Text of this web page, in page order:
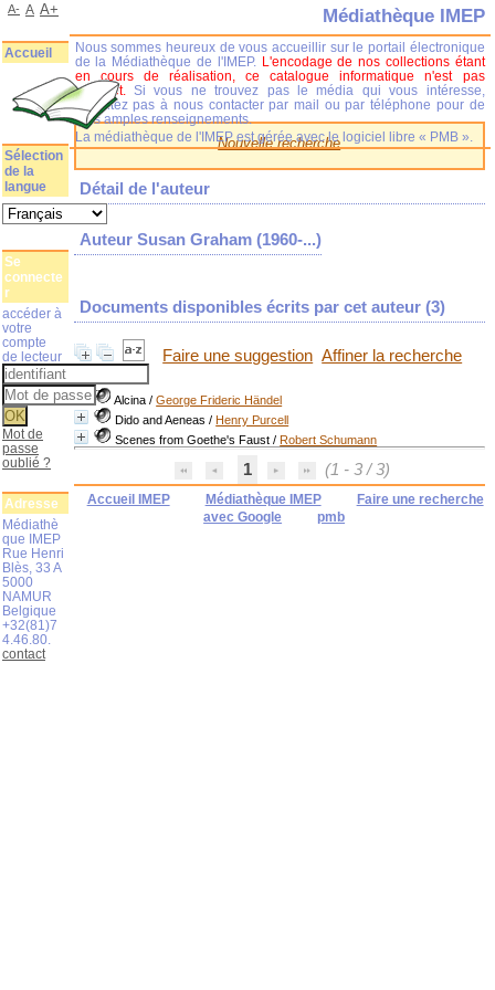
Nouvelle recherche
Détail de l'auteur
Auteur Susan Graham (1960-...)
Documents disponibles écrits par cet auteur (3)
Faire une suggestion Affiner la recherche
Alcina /George Frideric Händel
Dido and Aeneas /Henry Purcell
Scenes from Goethe's Faust /Robert Schumann
1 (1 - 3 / 3)
Accueil IMEP Médiathèque IMEP
Faire une recherche
avec Google
pmb
Médiathèque IMEP
Nous sommes heureux de vous accueillir sur le portail électronique
de la Médiathèque de l'IMEP. L'encodage de nos collections étant
en cours de réalisation, ce catalogue informatique n'est pas
complet.
Si vous ne trouvez pas le média qui vous intéresse,
n'hésitez pas à nous contacter par mail ou par téléphone pour de
plus amples renseignements.
La médiathèque de l'IMEP est gérée avec le logiciel libre « PMB ».
A- A A+
Accueil
Sélection
de la
langue
Se
connecte
r
accéder à
votre
compte
de lecteur
Mot de
passe
oublié ?
Adresse
Médiathè
que IMEP
Rue Henri
Blès, 33 A
5000
NAMUR
Belgique
+32(81)7
4.46.80.
contact